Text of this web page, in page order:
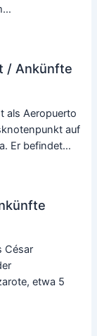
/ Ankünfte
als Aeropuerto
auf
Er befindet…
César
etwa 5